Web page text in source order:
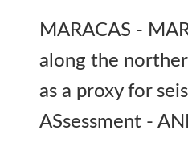
MARACAS -
along the
as a proxy for
ASsessment -